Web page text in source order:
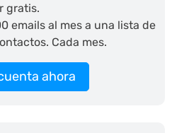
gratis.
emails al mes a una lista de
Cada mes.
ahora